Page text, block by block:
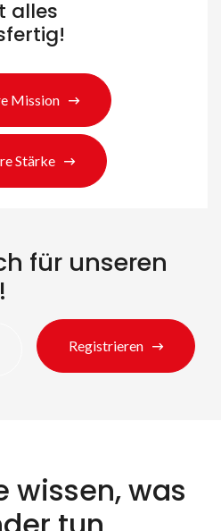
alles
Mission
Stärke
für unseren
Registrieren
wissen, was
Produkten